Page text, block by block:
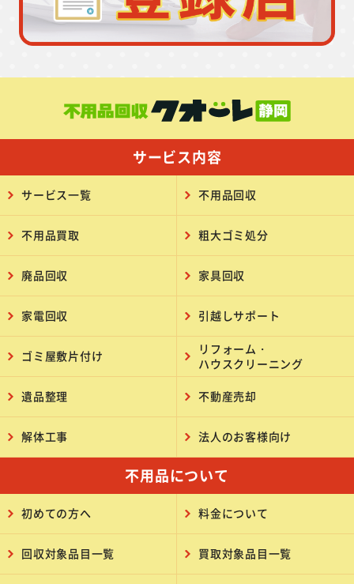
サービス内容
サービス一覧 不用品回収
不用品買取 粗大ゴミ処分
廃品回収 家具回収
家電回収 引越しサポート
ゴミ屋敷片付け
リフォーム・
ハウスクリーニング
遺品整理 不動産売却
解体工事 法人のお客様向け
不用品について
初めての方へ 料金について
回収対象品目一覧 買取対象品目一覧